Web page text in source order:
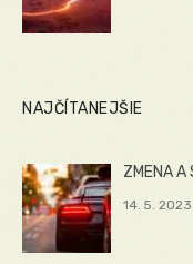
NAJČÍTANEJŠIE
ZMENA A
14. 5. 2023